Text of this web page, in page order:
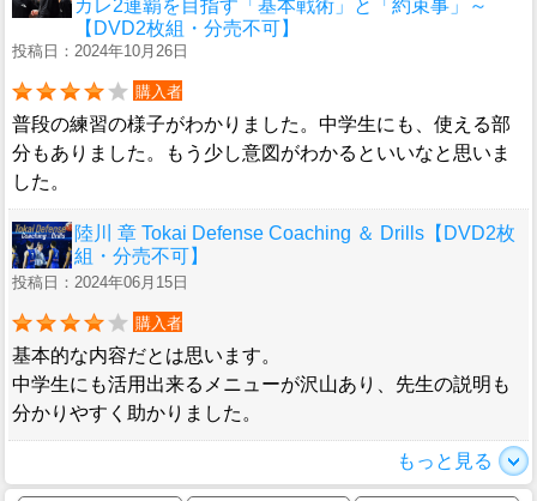
カレ2連覇を目指す「基本戦術」と「約束事」～
【DVD2枚組・分売不可】
投稿日：2024年10月26日
購入者
普段の練習の様子がわかりました。中学生にも、使える部
分もありました。もう少し意図がわかるといいなと思いま
した。
陸川 章 Tokai Defense Coaching ＆ Drills【DVD2枚
組・分売不可】
投稿日：2024年06月15日
購入者
基本的な内容だとは思います。
中学生にも活用出来るメニューが沢山あり、先生の説明も
分かりやすく助かりました。
もっと見る